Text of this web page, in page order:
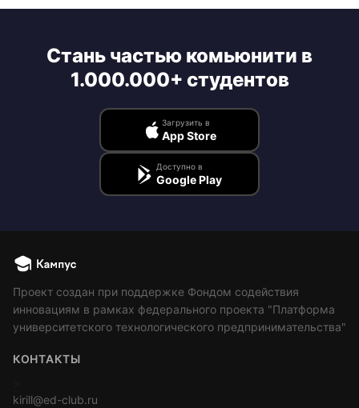
Стань частью комьюнити в
1.000.000+ студентов
Загрузить в
App Store
Доступно в
Google Play
Проект создан при поддержке Фондом содействия
инновациям в рамках федерального проекта "Платформа
университетского технологического предпринимательства"
КОНТАКТЫ
>
kirill@ed-club.ru